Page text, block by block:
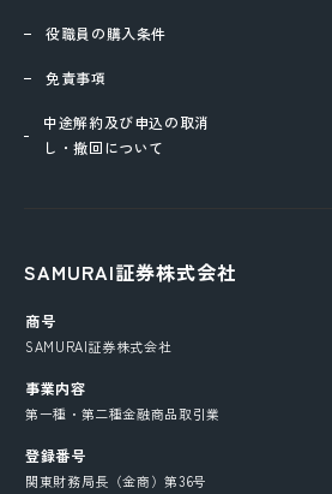
役職員の購入条件
免責事項
中途解約及び申込の取消
し・撤回について
SAMURAI証券株式会社
商号
SAMURAI証券株式会社
事業内容
第一種・第二種金融商品取引業
登録番号
関東財務局長（金商）第36号